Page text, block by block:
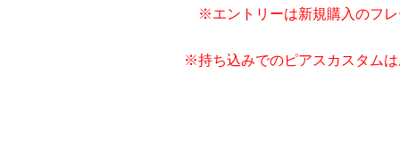
※エントリーは新規購入のフ
※持ち込みでのピアスカスタム